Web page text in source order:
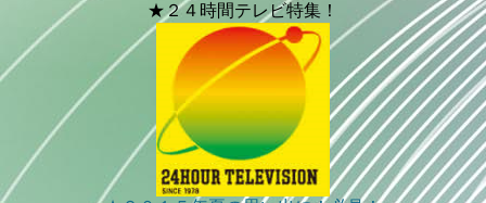
★２４時間テレビ特集！